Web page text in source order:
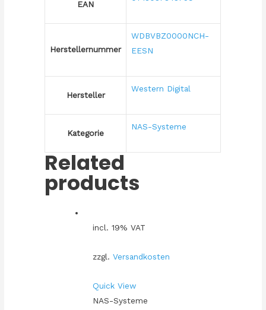
EAN
Herstellernummer
WDBVBZ0000NCH-
EESN
Hersteller
Western Digital
Kategorie
NAS-Systeme
Related
products
incl. 19% VAT
zzgl. Versandkosten
Quick View
NAS-Systeme